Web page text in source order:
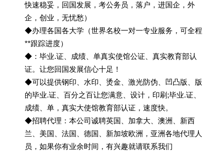
快速稳妥，回国发展，考公务员，落户，进国企，外
企，创业，无忧愁）
◆办理各国各大学（世界名校一对一专业服务，可全程
**跟踪进度）
◆：毕业.证、成绩、单真实使馆公证、真实教育部认
证。让您回国发展信心十足！
◆可以提供钢印、水印、烫金、激光防伪、凹凸版、版
的毕业.证、百分之百让您满意、设计，印刷;毕业.证、
成绩、单，真实大使馆教育部认证，速度快。
◆招聘代理：本公司诚聘英国、加拿大、澳洲、新西
兰、美国、法国、德国、新加坡欧洲，亚洲各地代理人
员，如果你有业余时间，有兴趣就请联系我们